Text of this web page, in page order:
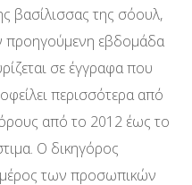
βασίλισσας της σόουλ,
προηγούμενη εβδομάδα
σε έγγραφα που
περισσότερα από
από το 2012 έως το
Ο δικηγόρος
των προσωπικών